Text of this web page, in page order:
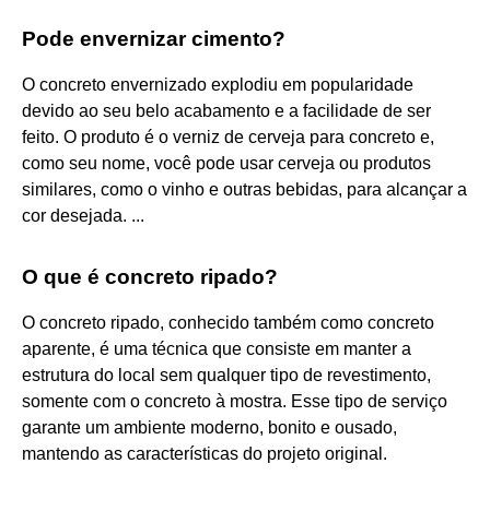
Pode envernizar cimento?
O concreto envernizado explodiu em popularidade
devido ao seu belo acabamento e a facilidade de ser
feito. O produto é o verniz de cerveja para concreto e,
como seu nome, você pode usar cerveja ou produtos
similares, como o vinho e outras bebidas, para alcançar a
cor desejada. ...
O que é concreto ripado?
O concreto ripado, conhecido também como concreto
aparente, é uma técnica que consiste em manter a
estrutura do local sem qualquer tipo de revestimento,
somente com o concreto à mostra. Esse tipo de serviço
garante um ambiente moderno, bonito e ousado,
mantendo as características do projeto original.